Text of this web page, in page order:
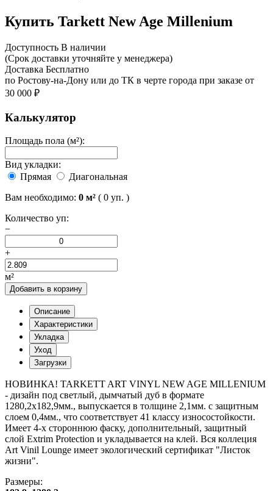
Купить Tarkett New Age Millenium
Доcтупность В наличии
(Срок доставки уточняйте у менеджера)
Доставка Бесплатно
по Ростову-на-Дону или до ТК в черте города при заказе от
30 000 ₽
Калькулятор
Площадь пола (м²):
Вид укладки:
Прямая
Диагональная
Вам необходимо: 0 м² ( 0 уп. )
Количество уп:
−
+
м²
Добавить в корзину
Описание
Характеристики
Укладка
Уход
Загрузки
НОВИНКА! TARKETT ART VINYL NEW AGE MILLENIUM
- дизайн под светлый, дымчатый дуб в формате
1280,2х182,9мм., выпускается в толщине 2,1мм. с защитным
слоем 0,4мм., что соответствует 41 классу износостойкости.
Имеет 4-х стороннюю фаску, дополнительный, защитный
слой Extrim Protection и укладывается на клей. Вся коллеция
Art Vinil Lounge имеет экологический сертификат "Листок
жизни".
Размеры: